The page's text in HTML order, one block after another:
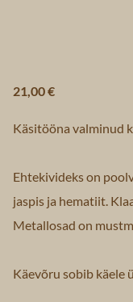
21,00 €
Käsitööna valminud
Ehtekivideks on
jaspis ja hematiit.
Metallosad on
Käevõru sobib käele